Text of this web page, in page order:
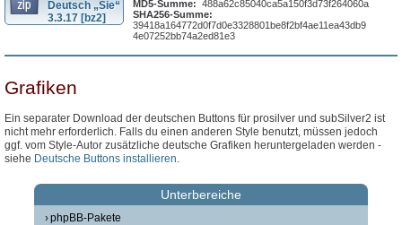
Deutsch „Sie“
3.3.17 [bz2]
MD5-Summe: 488a62c85040ca5a150f3d73f264060a
SHA256-Summe:
39418a164772d0f7d0e3328801be8f2bf4ae11ea43db9
4e07252bb74a2ed81e3
Grafiken
Ein separater Download der deutschen Buttons für prosilver und subSilver2 ist
nicht mehr erforderlich. Falls du einen anderen Style benutzt, müssen jedoch
ggf. vom Style-Autor zusätzliche deutsche Grafiken heruntergeladen werden -
siehe Deutsche Buttons installieren.
Unterbereiche
phpBB-Pakete